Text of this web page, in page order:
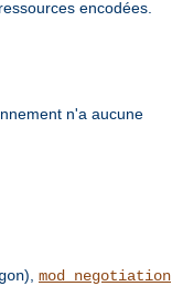
encodées.
n'a aucune
), mod_negotiation